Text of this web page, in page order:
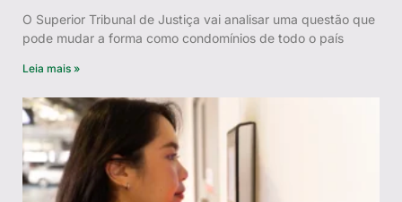
O Superior Tribunal de Justiça vai analisar uma questão que
pode mudar a forma como condomínios de todo o país
Leia mais »